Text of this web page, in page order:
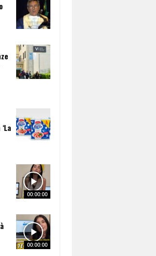
00:00:00
00:00:00